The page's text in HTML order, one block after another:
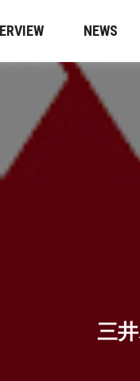
NEWS
三